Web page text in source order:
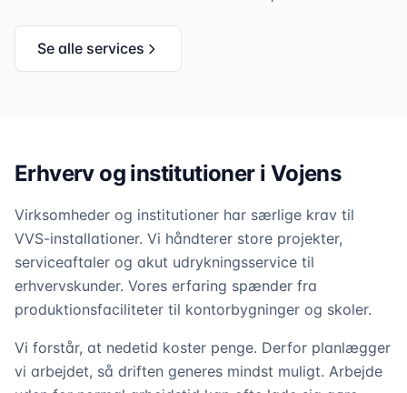
Se alle services
Erhverv og institutioner i Vojens
Virksomheder og institutioner har særlige krav til
VVS-installationer. Vi håndterer store projekter,
serviceaftaler og akut udrykningsservice til
erhvervskunder. Vores erfaring spænder fra
produktionsfaciliteter til kontorbygninger og skoler.
Vi forstår, at nedetid koster penge. Derfor planlægger
vi arbejdet, så driften generes mindst muligt. Arbejde